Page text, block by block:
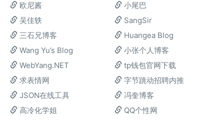
欧尼酱
小尾巴
吴佳轶
SangSir
三石兄博客
Huangea Blog
Wang Yu’s Blog
小张个人博客
WebYang.NET
tp钱包官网下载
求表情网
字节跳动招聘内推
JSON在线工具
冯奎博客
高冷化学姐
QQ个性网